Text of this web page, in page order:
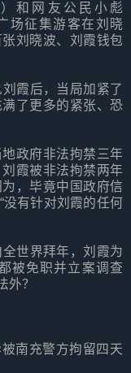
和网友公民小彪
场征集游客在刘晓
刘晓波、刘霞钱包
霞后，当局加紧了
了更多的紧张、恐
政府非法拘禁三年
霞被非法拘禁两年
，毕竟中国政府信
没有针对刘霞的任何
世界拜年，刘霞为
被免职并立案调查
外？
南充警方拘留四天